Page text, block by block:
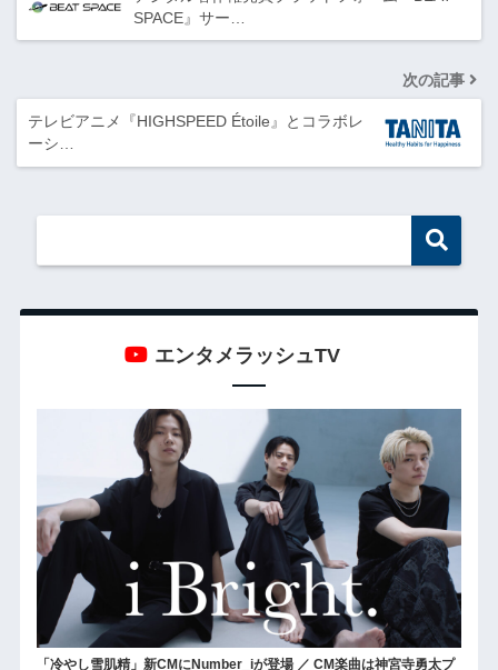
SPACE』サー…
次の記事
テレビアニメ『HIGHSPEED Étoile』とコラボレ
ーシ…
エンタメラッシュTV
「冷やし雪肌精」新CMにNumber_iが登場 ／ CM楽曲は神宮寺勇太プ